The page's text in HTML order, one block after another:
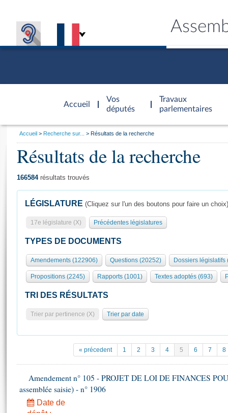
Accueil
d'accueil
Vos
députés
Travaux
parlementaires
Présidence
577 députés
Groupes politiques
Séance publique
Commissions et autres organes
Europe et International
Pétitions
Projets de loi
Propositions de loi
Amendements
Général
Rôle et pouvoirs de l'Assemblée
Organisation de l'Assemblée
Présidence Conférence des Présidents Bureau Collège des
Statistiques et chiffres clés
Documents de référence
( Constitution | Règlement de l'Assemblée ... )
Juniors
Visiter l'Assemblée
Visite virtuelle du palais Bourbon
Assister à une séance
La Bibliothèque
Contacts et plan d'accès
Photos libres de droit
Vous
Accueil Recherche sur... Résultats de la recherche
Résultats de la recherche
166584résultats trouvés
LÉGISLATURE (Cliquez sur l'un des boutons pour faire un choix)
17e législature (X) Précédentes législatures
TYPES DE DOCUMENTS
Amendements (122906) Questions (20252) Dossiers législatifs
Propositions (2245) Rapports (1001) Textes adoptés (693)
TRI DES RÉSULTATS
Trier par pertinence (X) Trier par date
« précedent 1 2 3 4 5 6 7 8
Amendement n° 105 - PROJET DE LOI DE FINANCES
assemblée saisie) - n° 1906
Date de